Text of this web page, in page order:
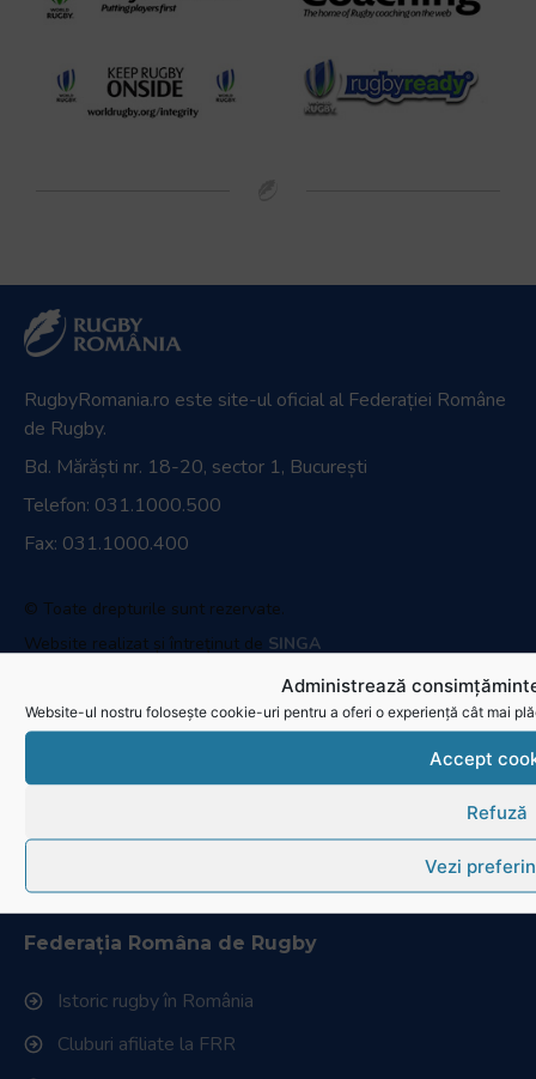
Administrează
Website-ul nostru folosește cookie-uri pentru a oferi o experiență cât mai
Accept
Refuză
Vezi
Official Broadcaster
Link-uri utile